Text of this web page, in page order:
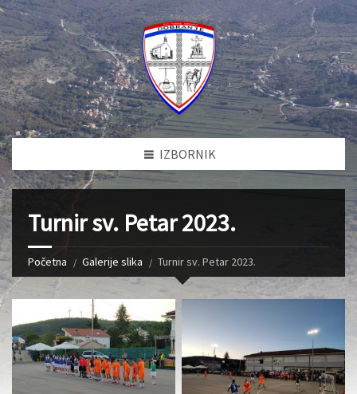
IZBORNIK
Turnir sv. Petar 2023.
Početna Galerije slika Turnir sv. Petar 2023.